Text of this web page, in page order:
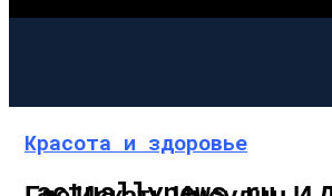
Красота и здоровье